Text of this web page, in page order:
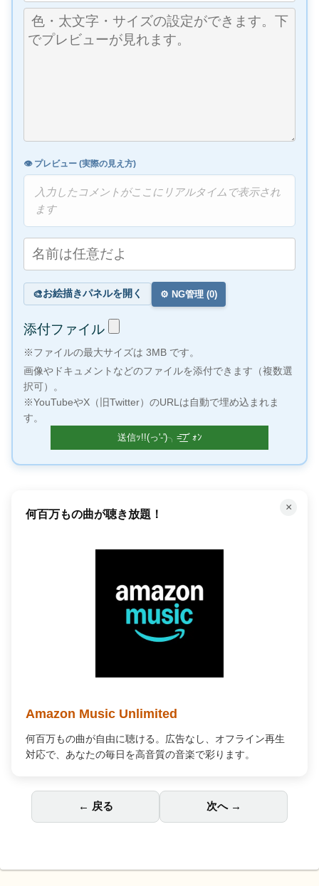
👁️ プレビュー (実際の見え方)
入力したコメントがここにリアルタイムで表示され
ます
🎨お絵描きパネルを開く ⚙️ NG管理 (0)
添付ファイル
※ファイルの最大サイズは 3MB です。
画像やドキュメントなどのファイルを添付できます（複数選
択可）。
※YouTubeやX（旧Twitter）のURLは自動で埋め込まれま
す。
×
何百万もの曲が聴き放題！
Amazon Music Unlimited
何百万もの曲が自由に聴ける。広告なし、オフライン再生
対応で、あなたの毎日を高音質の音楽で彩ります。
← 戻る 次へ →